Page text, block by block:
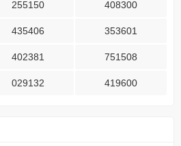
255150 408300
435406 353601
402381 751508
029132 419600